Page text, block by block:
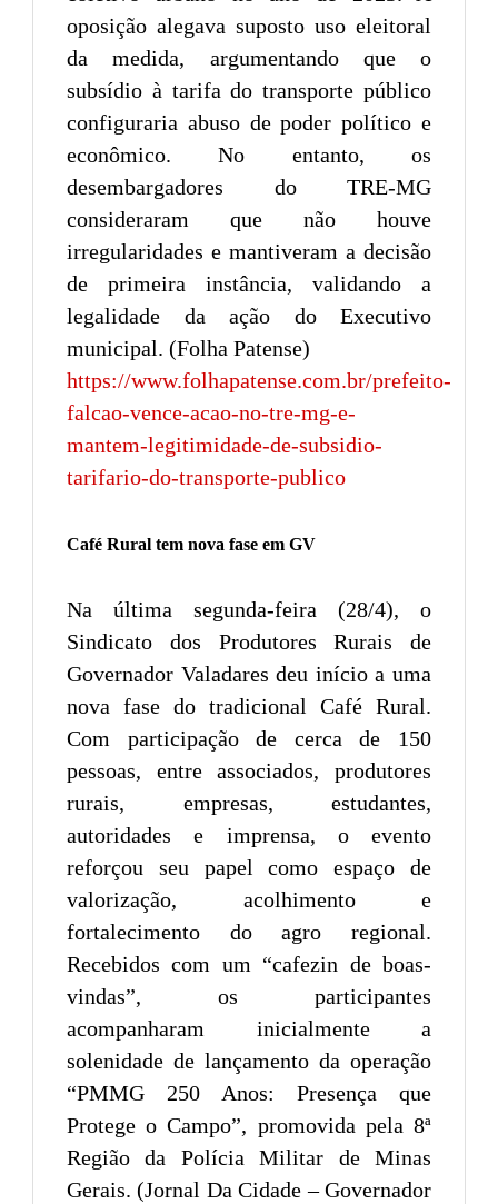
oposição alegava suposto uso eleitoral
da medida, argumentando que o
subsídio à tarifa do transporte público
configuraria abuso de poder político e
econômico. No entanto, os
desembargadores do TRE-MG
consideraram que não houve
irregularidades e mantiveram a decisão
de primeira instância, validando a
legalidade da ação do Executivo
municipal. (Folha Patense)
https://www.folhapatense.com.br/prefeito-
falcao-vence-acao-no-tre-mg-e-
mantem-legitimidade-de-subsidio-
tarifario-do-transporte-publico
Café Rural tem nova fase em GV
Na última segunda-feira (28/4), o
Sindicato dos Produtores Rurais de
Governador Valadares deu início a uma
nova fase do tradicional Café Rural.
Com participação de cerca de 150
pessoas, entre associados, produtores
rurais, empresas, estudantes,
autoridades e imprensa, o evento
reforçou seu papel como espaço de
valorização, acolhimento e
fortalecimento do agro regional.
Recebidos com um “cafezin de boas-
vindas”, os participantes
acompanharam inicialmente a
solenidade de lançamento da operação
“PMMG 250 Anos: Presença que
Protege o Campo”, promovida pela 8ª
Região da Polícia Militar de Minas
Gerais. (Jornal Da Cidade – Governador